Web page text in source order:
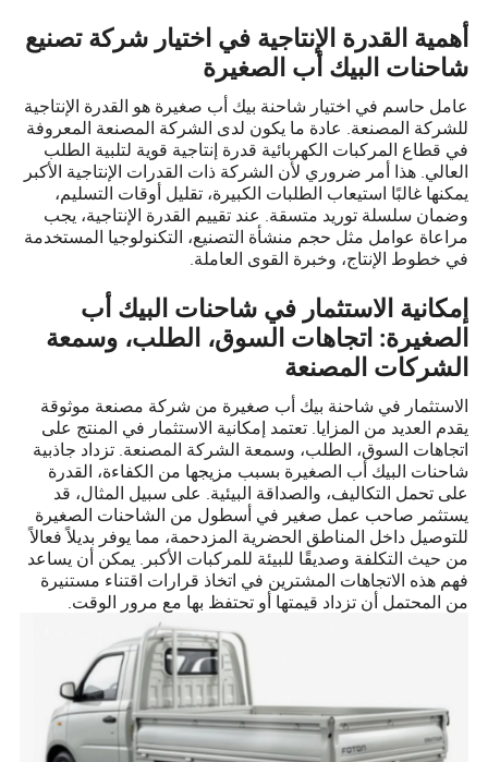
أهمية القدرة الإنتاجية في اختيار شركة تصنيع
شاحنات البيك أب الصغيرة
عامل حاسم في اختيار شاحنة بيك أب صغيرة هو القدرة الإنتاجية
للشركة المصنعة. عادة ما يكون لدى الشركة المصنعة المعروفة
في قطاع المركبات الكهربائية قدرة إنتاجية قوية لتلبية الطلب
العالي. هذا أمر ضروري لأن الشركة ذات القدرات الإنتاجية الأكبر
يمكنها غالبًا استيعاب الطلبات الكبيرة، تقليل أوقات التسليم،
وضمان سلسلة توريد متسقة. عند تقييم القدرة الإنتاجية، يجب
مراعاة عوامل مثل حجم منشأة التصنيع، التكنولوجيا المستخدمة
في خطوط الإنتاج، وخبرة القوى العاملة.
إمكانية الاستثمار في شاحنات البيك أب
الصغيرة: اتجاهات السوق، الطلب، وسمعة
الشركات المصنعة
الاستثمار في شاحنة بيك أب صغيرة من شركة مصنعة موثوقة
يقدم العديد من المزايا. تعتمد إمكانية الاستثمار في المنتج على
اتجاهات السوق، الطلب، وسمعة الشركة المصنعة. تزداد جاذبية
شاحنات البيك أب الصغيرة بسبب مزيجها من الكفاءة، القدرة
على تحمل التكاليف، والصداقة البيئية. على سبيل المثال، قد
يستثمر صاحب عمل صغير في أسطول من الشاحنات الصغيرة
للتوصيل داخل المناطق الحضرية المزدحمة، مما يوفر بديلاً فعالاً
من حيث التكلفة وصديقًا للبيئة للمركبات الأكبر. يمكن أن يساعد
فهم هذه الاتجاهات المشترين في اتخاذ قرارات اقتناء مستنيرة
من المحتمل أن تزداد قيمتها أو تحتفظ بها مع مرور الوقت.